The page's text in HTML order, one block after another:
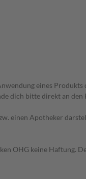
eines
dich bitte direkt an den
einen Apotheker
OHG keine Haftung.